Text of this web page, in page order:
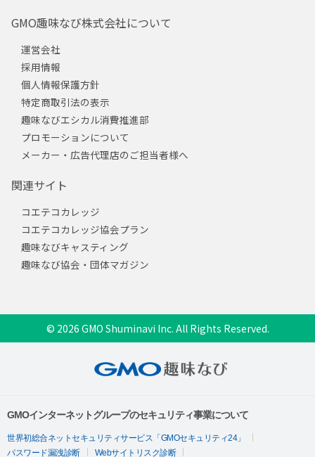
GMO趣味なび株式会社について
運営会社
採用情報
個人情報保護方針
特定商取引法の表示
趣味なびエシカル消費推進部
プロモーションについて
メーカー・広告代理店のご担当者様へ
関連サイト
コエテコカレッジ
コエテコカレッジ協会プラン
趣味なびキャスティング
趣味なび協会・団体マガジン
© 2026 GMO Shuminavi Inc. All Rights Reserved.